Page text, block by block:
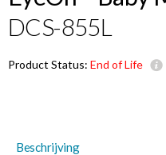
DCS-855L
Product Status: End of Life
Beschrijving